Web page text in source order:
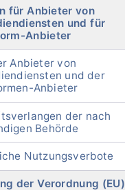
für Anbieter von
und für
Anbieter
Anbieter von
und der
Anbieter
der nach
Behörde
Nutzungsverbote
der Verordnung (EU)